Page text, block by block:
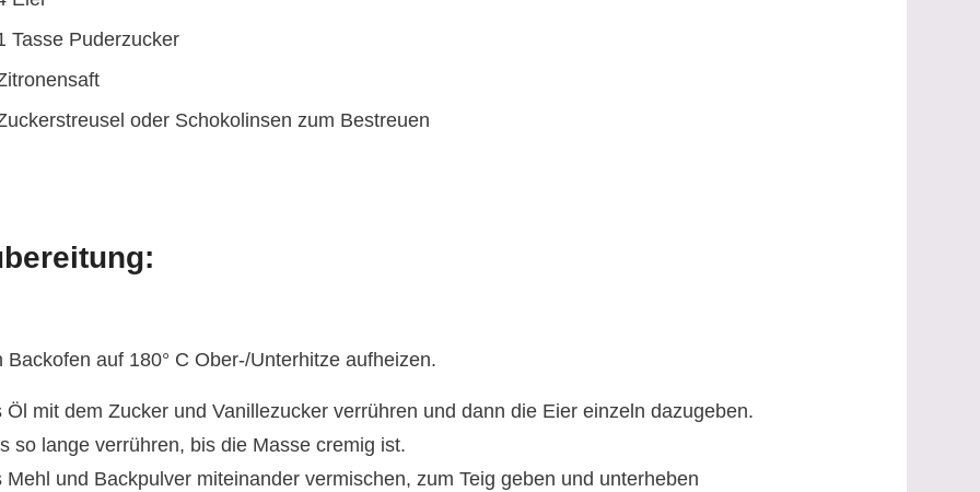
Tasse Puderzucker
oder Schokolinsen zum Bestreuen
Backofen auf 180° C Ober-/Unterhitze aufheizen.
Öl mit dem Zucker und Vanillezucker verrühren und dann die Eier einzeln dazugeben.
so lange verrühren, bis die Masse cremig ist.
Mehl und Backpulver miteinander vermischen, zum Teig geben und unterheben